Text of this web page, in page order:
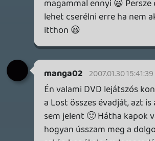
értem 🙂
igazából a hétvégi fifásoknak és
enefesezőknek bőven jó még a PS2 évekig
(amíg jön rá fifa meg enefes), de akik
nyújt annyit a nextgen, ami indokolja a
váltást
a PS2-re jön még 1-2 jó cím, de a 2. már pl.
nem tudom mi 😃 az aktív játékosbázis
már elkezdte az átvándorálst nextgenre,
és ez a folyamat egyre gyorsulni fog